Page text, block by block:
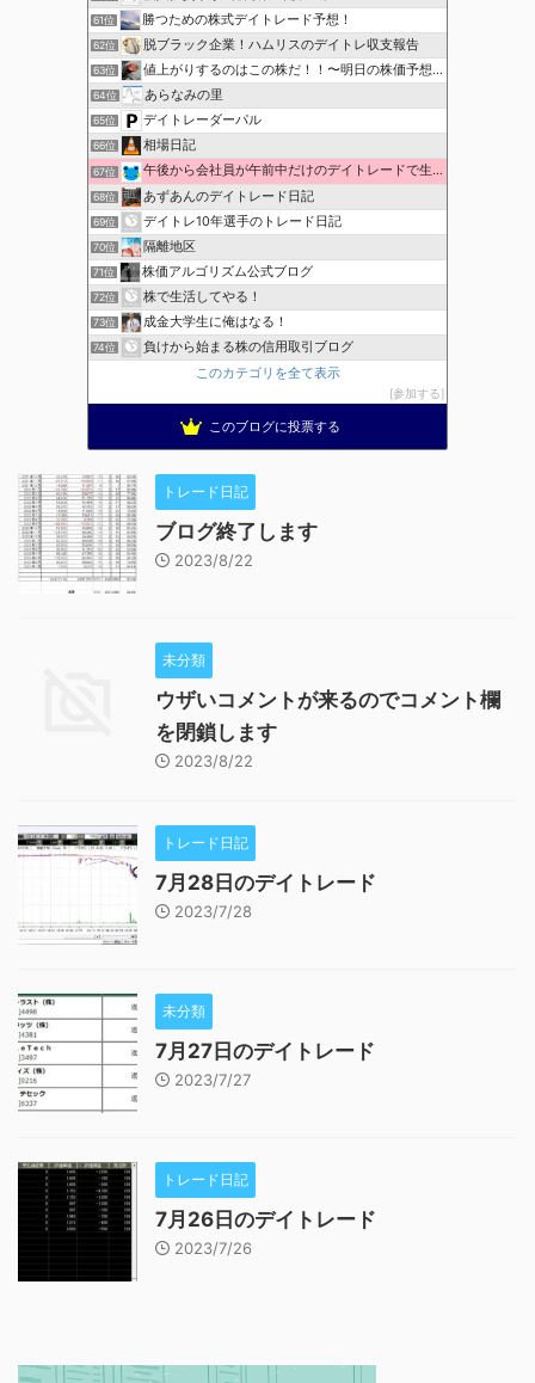
61位 勝つための株式デイトレード予想！
62位 脱ブラック企業！ハムリスのデイトレ収支報告
63位 値上がりするのはこの株だ！！〜明日の株価予想〜
64位 あらなみの里
65位 デイトレーダーパル
66位 相場日記
67位 午後から会社員が午前中だけのデイトレードで生活費を稼ぐ！
68位 あずあんのデイトレード日記
69位 デイトレ10年選手のトレード日記
70位 隔離地区
71位 株価アルゴリズム公式ブログ
72位 株で生活してやる！
73位 成金大学生に俺はなる！
74位
負けから始まる株の信用取引ブログ
このカテゴリを全て表示
参加する
このブログに投票する
トレード日記
ブログ終了します
2023/8/22
未分類
ウザいコメントが来るのでコメント欄
を閉鎖します
2023/8/22
トレード日記
7月28日のデイトレード
2023/7/28
未分類
7月27日のデイトレード
2023/7/27
トレード日記
7月26日のデイトレード
2023/7/26